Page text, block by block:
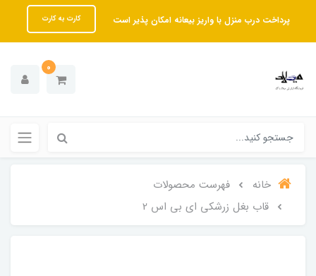
پرداخت درب منزل با واریز بیعانه امکان پذیر است کارت به کارت
0
خانه
فهرست محصولات
قاب بغل زرشکی ای بی اس 2